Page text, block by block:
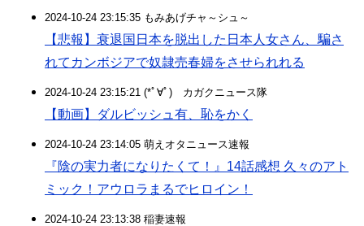
2024-10-24 23:15:35 もみあげチャ～シュ～
【悲報】衰退国日本を脱出した日本人女さん、騙さ
れてカンボジアで奴隷売春婦をさせられれる
2024-10-24 23:15:21 (*ﾟ∀ﾟ)ゞカガクニュース隊
【動画】ダルビッシュ有、恥をかく
2024-10-24 23:14:05 萌えオタニュース速報
『陰の実力者になりたくて！』14話感想 久々のアト
ミック！アウロラまるでヒロイン！
2024-10-24 23:13:38 稲妻速報